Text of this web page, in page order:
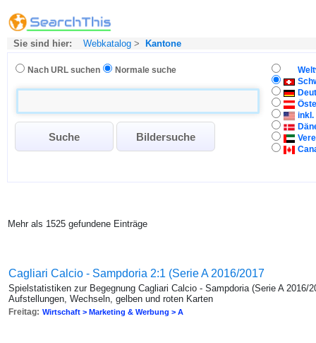
Sie sind hier: Webkatalog > Kantone
Nach URL suchen Normale suche
inkl.
Mehr als 1525 gefundene Einträge
Cagliari Calcio - Sampdoria 2:1 (Serie A 2016/2017
Spielstatistiken zur Begegnung Cagliari Calcio - Sampdoria (Serie A 2016/
Aufstellungen, Wechseln, gelben und roten Karten
Freitag: Wirtschaft > Marketing & Werbung > A